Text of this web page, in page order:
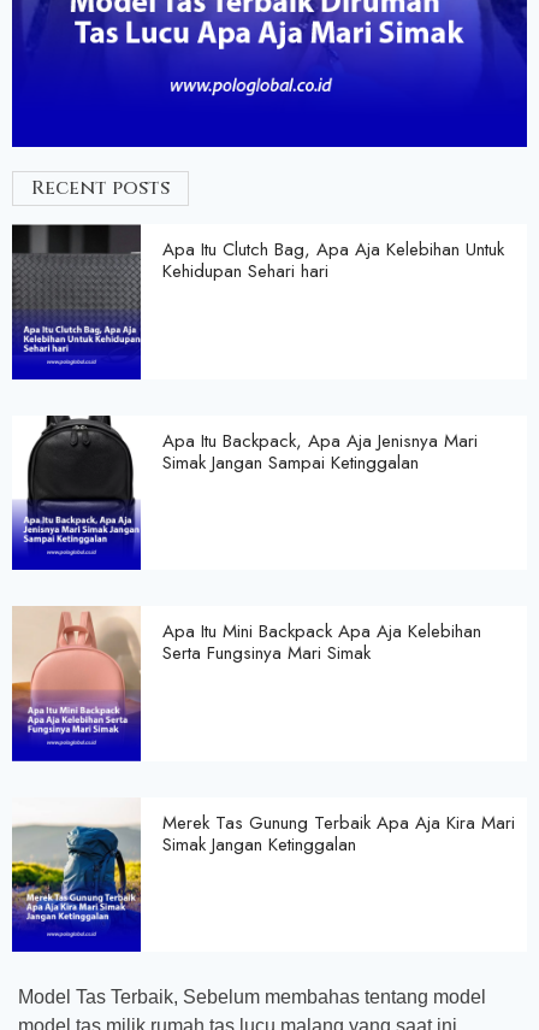
Recent posts
Apa Itu Clutch Bag, Apa Aja Kelebihan Untuk
Kehidupan Sehari hari
Apa Itu Backpack, Apa Aja Jenisnya Mari
Simak Jangan Sampai Ketinggalan
Apa Itu Mini Backpack Apa Aja Kelebihan
Serta Fungsinya Mari Simak
Merek Tas Gunung Terbaik Apa Aja Kira Mari
Simak Jangan Ketinggalan
Model Tas Terbaik, Sebelum membahas tentang model
model tas milik rumah tas lucu malang yang saat ini